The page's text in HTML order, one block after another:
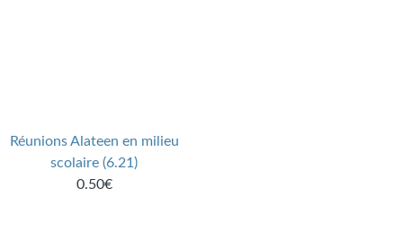
Réunions Alateen en milieu
scolaire (6.21)
0.50€